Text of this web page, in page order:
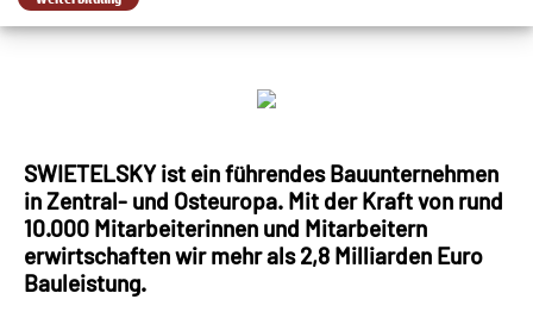
SWIETELSKY ist ein führendes Bauunternehmen
in Zentral- und Osteuropa. Mit der Kraft von rund
10.000 Mitarbeiterinnen und Mitarbeitern
erwirtschaften wir mehr als 2,8 Milliarden Euro
Bauleistung.